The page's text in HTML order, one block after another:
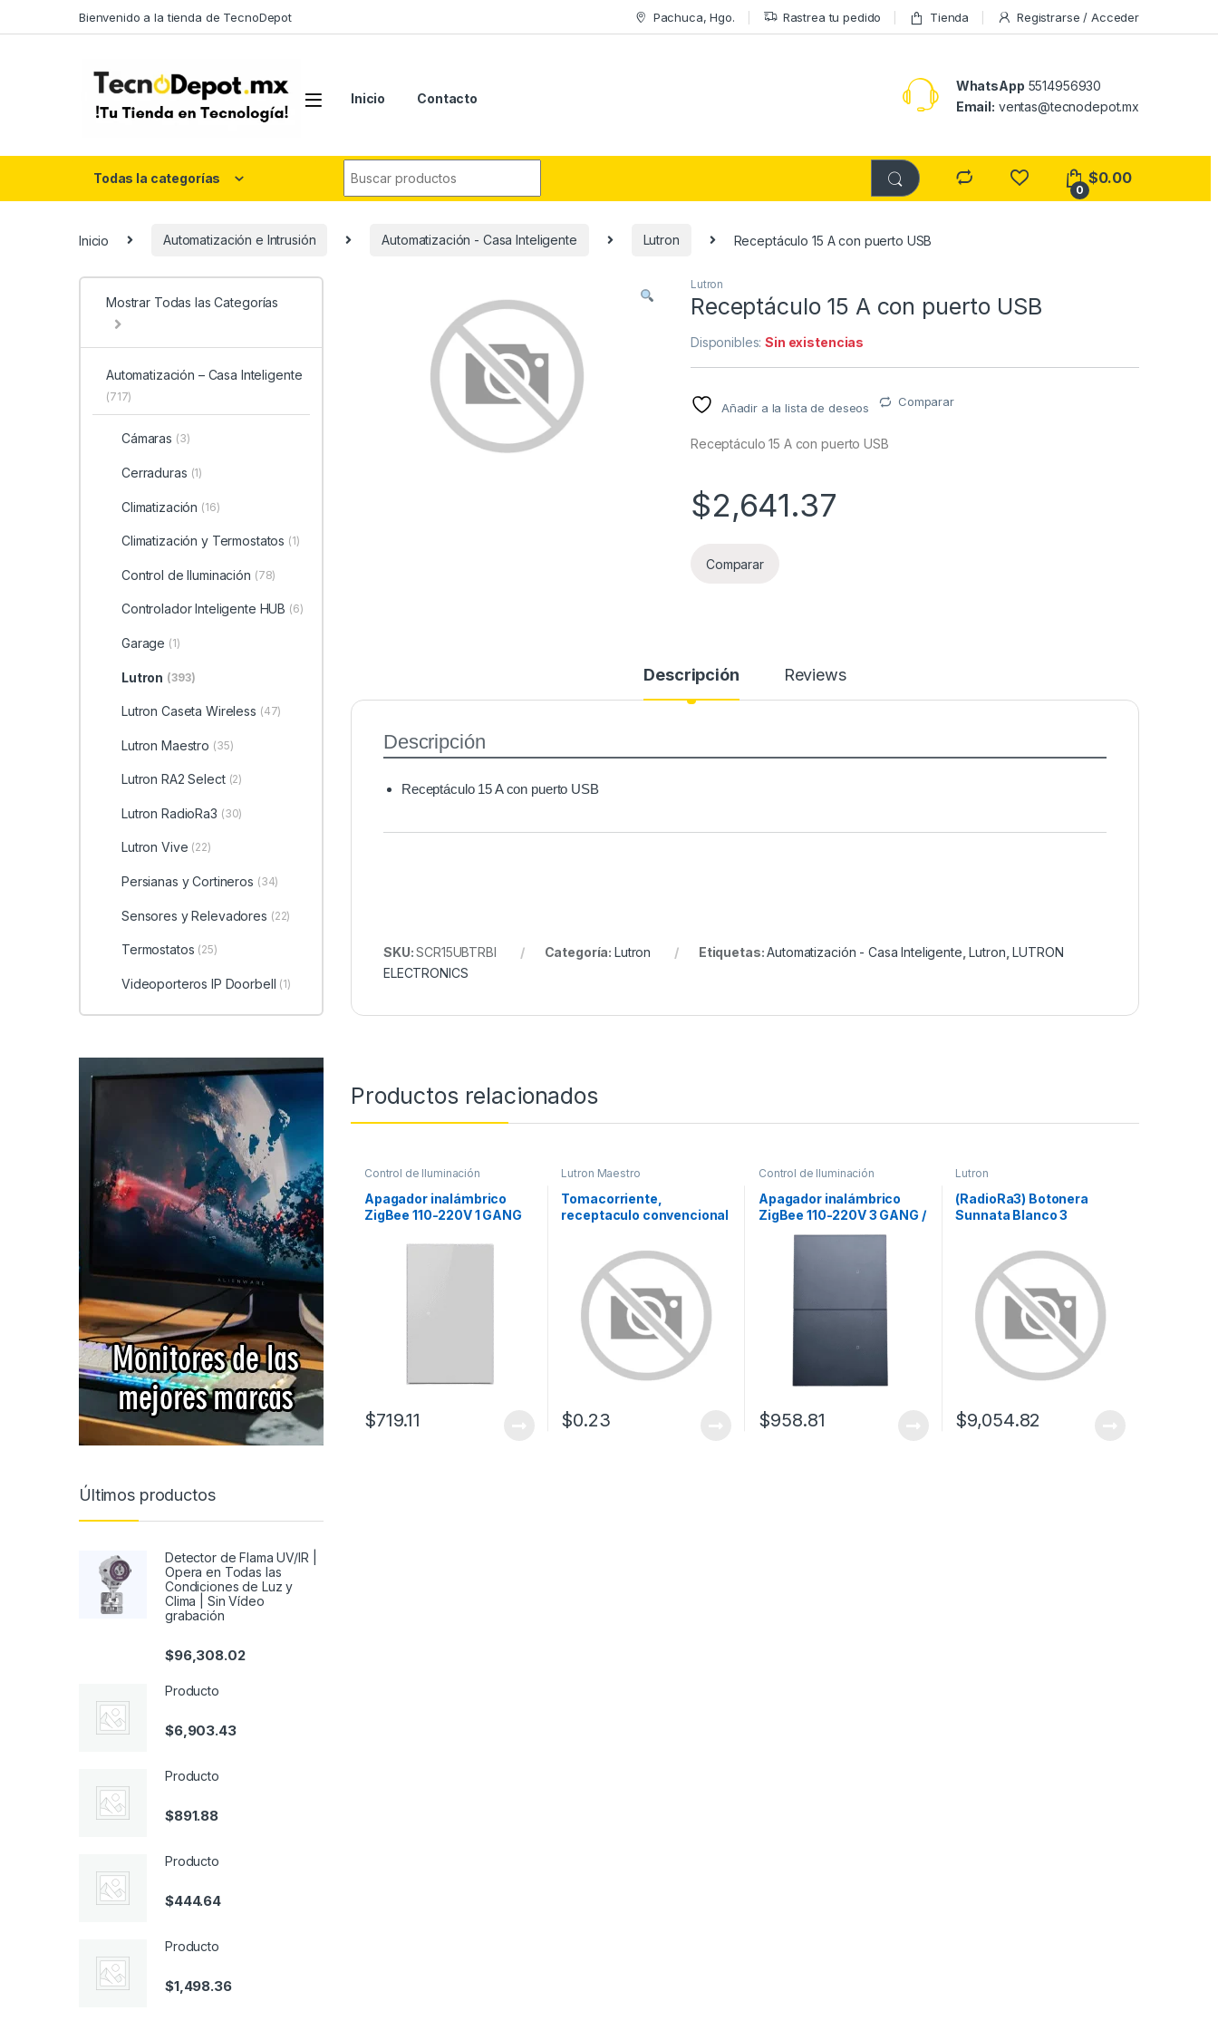
Bienvenido a la tienda de TecnoDepot Pachuca, Hgo. Rastrea tu pedido Tienda Registrarse / Acceder
Inicio Contacto
WhatsApp 5514956930
Email: ventas@tecnodepot.mx
Todas la categorías
0
$0.00
Inicio Automatización e Intrusión Automatización - Casa Inteligente Lutron Receptáculo 15 A con puerto USB
Lutron
Receptáculo 15 A con puerto USB
Disponibles:Sin existencias
Añadir a la lista de deseos Comparar
Receptáculo 15 A con puerto USB
$2,641.37
Comparar
Descripción Reviews
Descripción
Receptáculo 15 A con puerto USB
SKU:SCR15UBTRBI Categoría: Lutron Etiquetas:Automatización - Casa Inteligente ,Lutron ,LUTRON
ELECTRONICS
Productos relacionados
Control de Iluminación
Apagador inalámbrico
ZigBee 110-220V 1 GANG
$719.11
Lutron Maestro
Tomacorriente,
receptaculo convencional
$0.23
Control de Iluminación
Apagador inalámbrico
ZigBee 110-220V 3 GANG /
No requiere Neutro
$958.81
Lutron
(RadioRa3) Botonera
Sunnata Blanco 3
subir/bajar para Radio
RA3, programe escenas
diferentes en cada botón.
$9,054.82
Mostrar Todas las Categorías
Automatización – Casa Inteligente
(717)
Cámaras (3)
Cerraduras (1)
Climatización (16)
Climatización y Termostatos (1)
Control de Iluminación (78)
Controlador Inteligente HUB (6)
Garage (1)
Lutron (393)
Lutron Caseta Wireless (47)
Lutron Maestro (35)
Lutron RA2 Select (2)
Lutron RadioRa3 (30)
Lutron Vive (22)
Persianas y Cortineros (34)
Sensores y Relevadores (22)
Termostatos (25)
Videoporteros IP Doorbell (1)
Últimos productos
Detector de Flama UV/IR |
Opera en Todas las
Condiciones de Luz y
Clima | Sin Vídeo
grabación
$96,308.02
Producto
$6,903.43
Producto
$891.88
Producto
$444.64
Producto
$1,498.36